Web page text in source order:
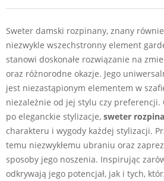
Sweter damski rozpinany, znany
niezwykle wszechstronny element
stanowi doskonałe rozwiązanie na
oraz różnorodne okazje. Jego
jest niezastąpionym elementem w
niezależnie od jej stylu czy preferencji.
po eleganckie stylizacje, sweter
charakteru i wygody każdej stylizacji.
temu niezwykłemu ubraniu oraz
sposoby jego noszenia. Inspirując
odkrywają jego potencjał, jak i tych,